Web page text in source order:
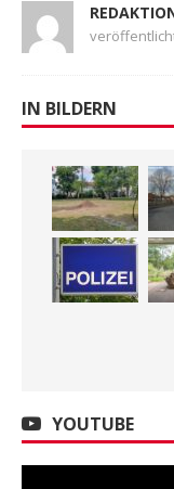
IN BILDERN
YOUTUBE